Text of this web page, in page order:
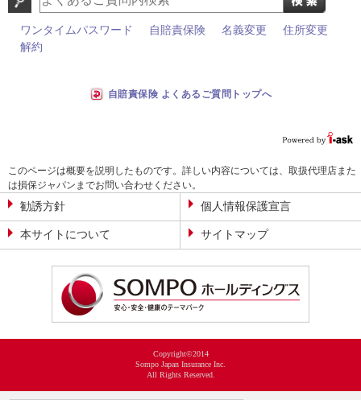
ワンタイムパスワード 自賠責保険 名義変更
住所変更
解約
自賠責保険 よくあるご質問トップへ
このページは概要を説明したものです。詳しい内容については、取扱代理店また
は損保ジャパンまでお問い合わせください。
勧誘方針 個人情報保護宣言
本サイトについて サイトマップ
Copyright©2014
Sompo Japan Insurance Inc.
All Rights Reserved.